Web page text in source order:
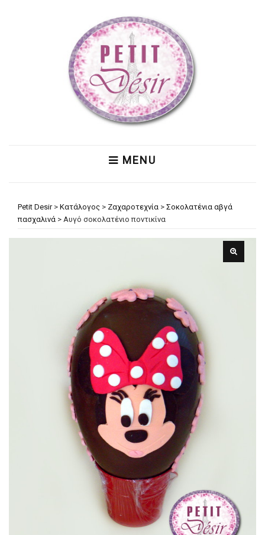
MENU
Petit Desir> Κατάλογος > Ζαχαροτεχνία > Σοκολατένια αβγά
πασχαλινά > Αυγό σοκολατένιο ποντικίνα